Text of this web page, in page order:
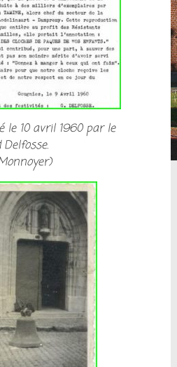
le 10 avril 1960 par le